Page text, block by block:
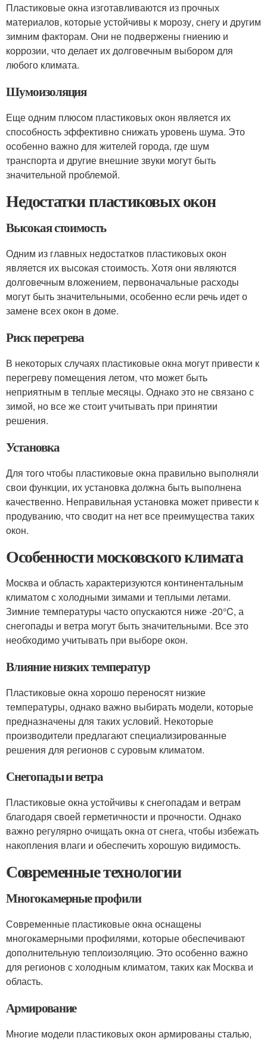
Пластиковые окна изготавливаются из прочных
материалов, которые устойчивы к морозу, снегу и другим
зимним факторам. Они не подвержены гниению и
коррозии, что делает их долговечным выбором для
любого климата.
Шумоизоляция
Еще одним плюсом пластиковых окон является их
способность эффективно снижать уровень шума. Это
особенно важно для жителей города, где шум
транспорта и другие внешние звуки могут быть
значительной проблемой.
Недостатки пластиковых окон
Высокая стоимость
Одним из главных недостатков пластиковых окон
является их высокая стоимость. Хотя они являются
долговечным вложением, первоначальные расходы
могут быть значительными, особенно если речь идет о
замене всех окон в доме.
Риск перегрева
В некоторых случаях пластиковые окна могут привести к
перегреву помещения летом, что может быть
неприятным в теплые месяцы. Однако это не связано с
зимой, но все же стоит учитывать при принятии
решения.
Установка
Для того чтобы пластиковые окна правильно выполняли
свои функции, их установка должна быть выполнена
качественно. Неправильная установка может привести к
продуванию, что сводит на нет все преимущества таких
окон.
Особенности московского климата
Москва и область характеризуются континентальным
климатом с холодными зимами и теплыми летами.
Зимние температуры часто опускаются ниже -20°C, а
снегопады и ветра могут быть значительными. Все это
необходимо учитывать при выборе окон.
Влияние низких температур
Пластиковые окна хорошо переносят низкие
температуры, однако важно выбирать модели, которые
предназначены для таких условий. Некоторые
производители предлагают специализированные
решения для регионов с суровым климатом.
Снегопады и ветра
Пластиковые окна устойчивы к снегопадам и ветрам
благодаря своей герметичности и прочности. Однако
важно регулярно очищать окна от снега, чтобы избежать
накопления влаги и обеспечить хорошую видимость.
Современные технологии
Многокамерные профили
Современные пластиковые окна оснащены
многокамерными профилями, которые обеспечивают
дополнительную теплоизоляцию. Это особенно важно
для регионов с холодным климатом, таких как Москва и
область.
Армирование
Многие модели пластиковых окон армированы сталью,